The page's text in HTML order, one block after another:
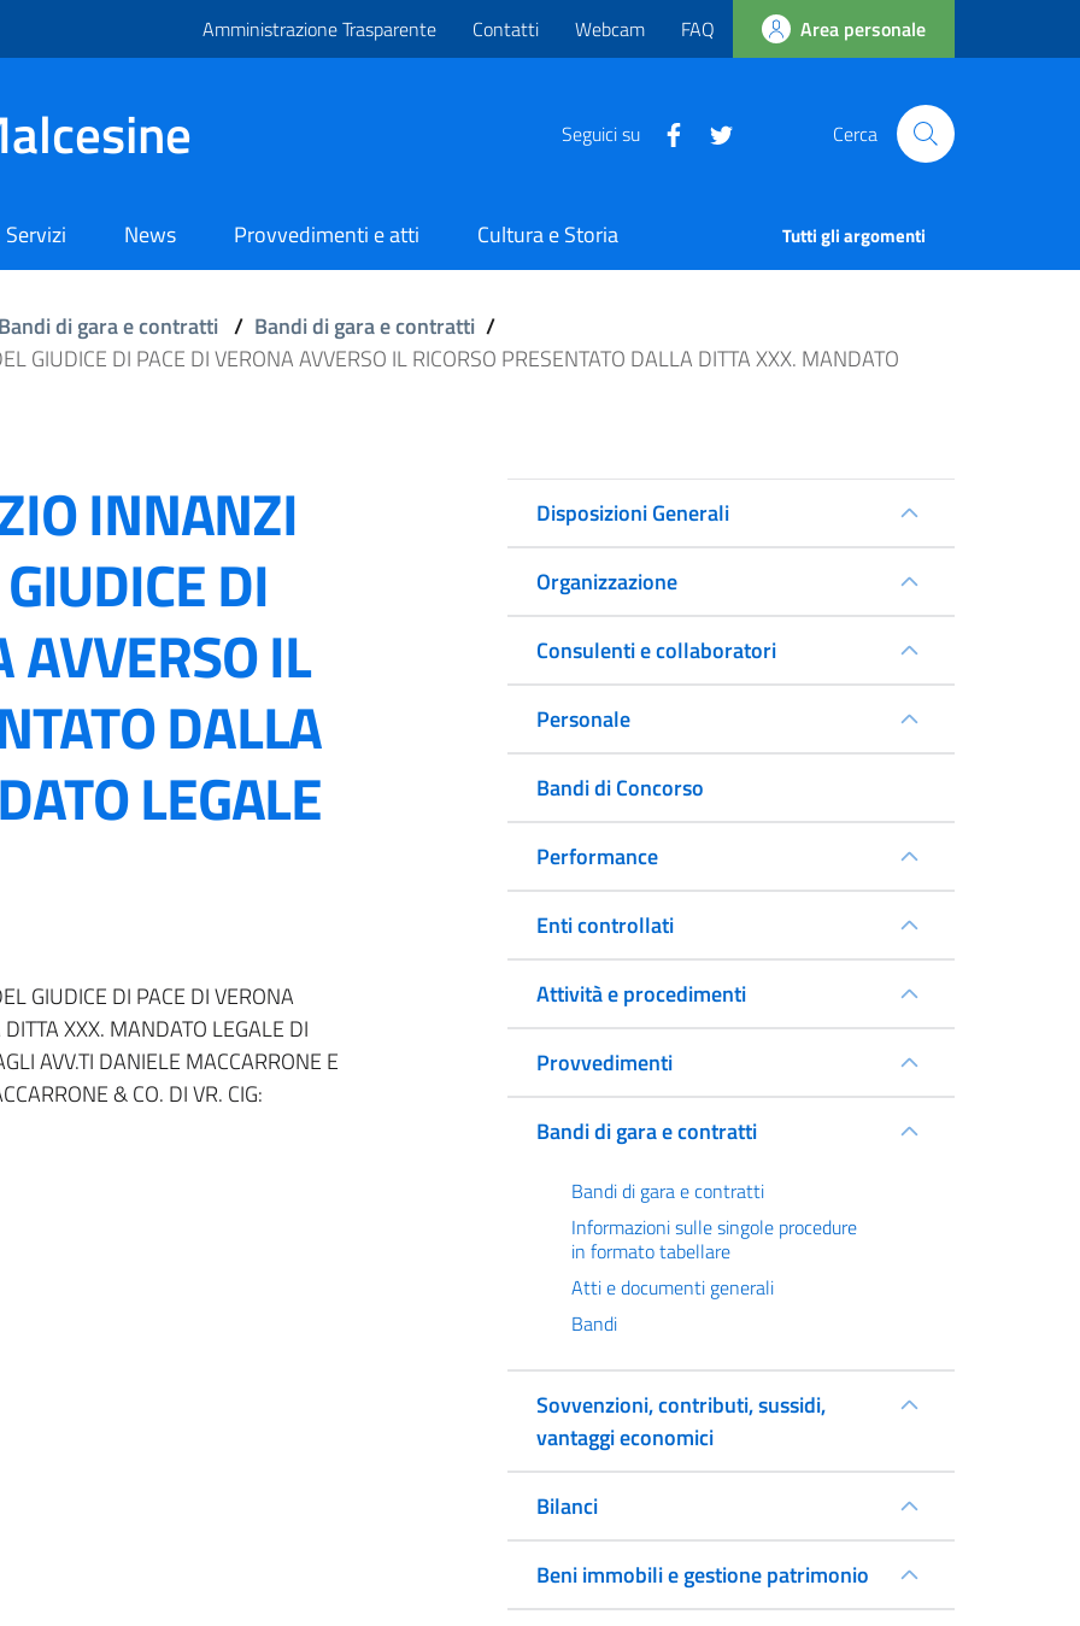
Amministrazione Trasparente Contatti Webcam FAQ Area personale
Seguici su Cerca
Servizi News Provvedimenti e atti Cultura e Storia Tutti gli argomenti
Bandi di gara e contratti / Bandi di gara e contratti /
GIUDICE DI PACE DI VERONA AVVERSO IL RICORSO PRESENTATO DALLA DITTA XXX. MANDATO
INNANZI
DI
AVVERSO IL
DALLA
LEGALE
GIUDICE DI PACE DI VERONA
XXX. MANDATO LEGALE DI
AVV.TI DANIELE MACCARRONE E
& CO. DI VR. CIG:
Disposizioni Generali
Organizzazione
Consulenti e collaboratori
Personale
Bandi di Concorso
Performance
Enti controllati
Attività e procedimenti
Provvedimenti
Bandi di gara e contratti
Bandi di gara e contratti
Informazioni sulle singole procedure
in formato tabellare
Atti e documenti generali
Bandi
Sovvenzioni, contributi, sussidi,
vantaggi economici
Bilanci
Beni immobili e gestione patrimonio